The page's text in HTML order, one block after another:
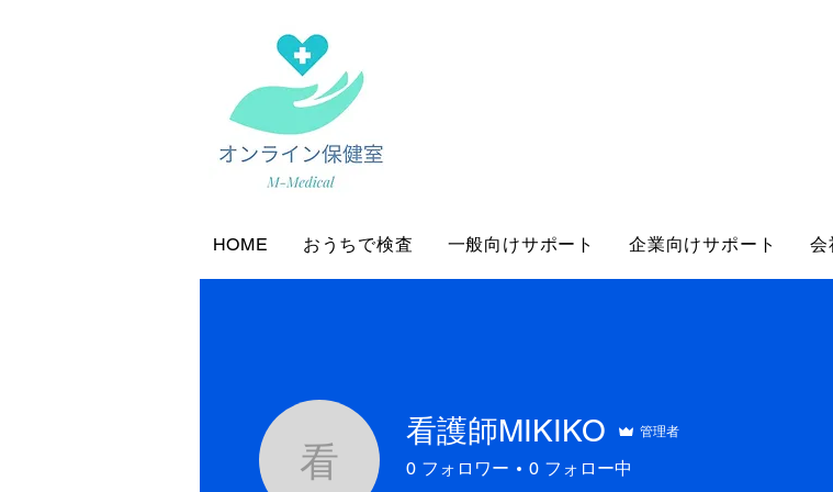
HOME おうちで検査 一般向けサポート 企業向けサポート 会
看護師MIKIKO 管理者
0 フォロワー 0 フォロー中